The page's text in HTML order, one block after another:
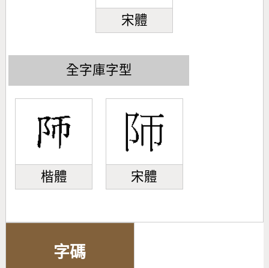
宋體
全字庫字型
楷體 宋體
字碼